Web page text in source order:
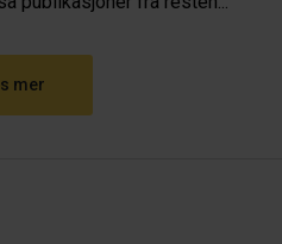
mer